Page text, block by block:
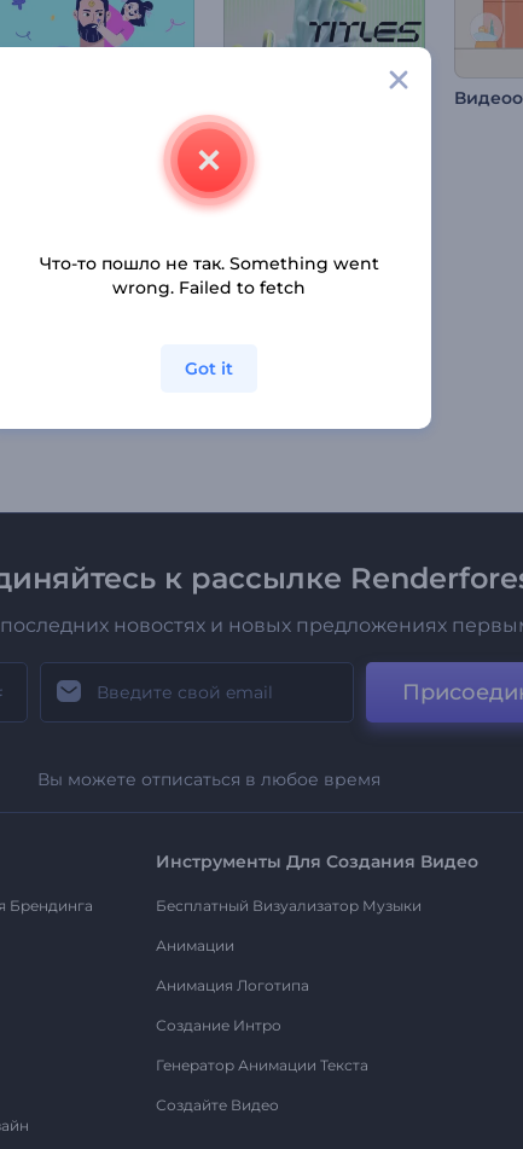
Заставка: Рамадан Мубарак
к рассылке
новостях и новых предложениях
Вы можете отписаться в любое время
Брендинга
Инструменты Для Создания Видео
Бесплатный Визуализатор Музыки
Анимации
Анимация Логотипа
Создание Интро
Генератор Анимации Текста
Создайте Видео
Что-то пошло не так. Something went
wrong. Failed to fetch
Got it